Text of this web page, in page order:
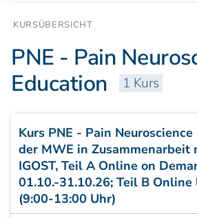
Grundkurs Modul 3
Grundkurs Modul 4
Aufbaukurs Modul 5
Aufbaukurs Modul 8
Fortbildung & Zusatzkurse
Refresherkurse Manuelle
Kinesio-Sport-Taping
Krankengymnastik am Gerät
PNE - Pain
Education
1 Kurs
Kurs PNE - Pain
der MWE in Zusammenarbeit
IGOST, Teil A Online on
01.10.-31.10.26; Teil B Online
(9:00-13:00 Uhr)